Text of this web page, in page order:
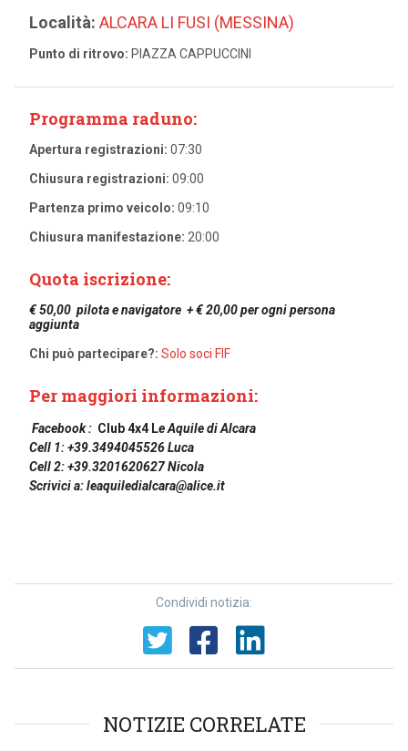
Località: ALCARA LI FUSI (MESSINA)
Punto di ritrovo: PIAZZA CAPPUCCINI
Programma raduno:
Apertura registrazioni: 07:30
Chiusura registrazioni: 09:00
Partenza primo veicolo: 09:10
Chiusura manifestazione: 20:00
Quota iscrizione:
€ 50,00 pilota e navigatore + € 20,00 per ogni persona
aggiunta
Chi può partecipare?: Solo soci FIF
Per maggiori informazioni:
Facebook : Club 4x4 Le Aquile di Alcara
Cell 1: +39.3494045526 Luca
Cell 2: +39.3201620627 Nicola
Scrivici a: leaquiledialcara@alice.it
Condividi notizia:
NOTIZIE CORRELATE